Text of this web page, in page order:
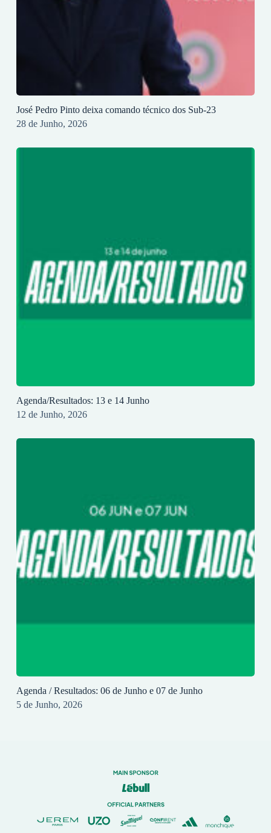
José Pedro Pinto deixa comando técnico dos Sub-23
28 de Junho, 2026
Agenda/Resultados: 13 e 14 Junho
12 de Junho, 2026
Agenda / Resultados: 06 de Junho e 07 de Junho
5 de Junho, 2026